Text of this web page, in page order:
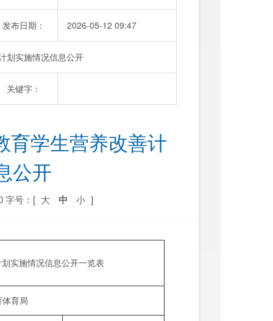
发布日期： 2026-05-12 09:47
划实施情况信息公开
关键字：
育学生营养改善计
公开
字号：[ 大 中 小 ]
实施情况信息公开一览表
育局